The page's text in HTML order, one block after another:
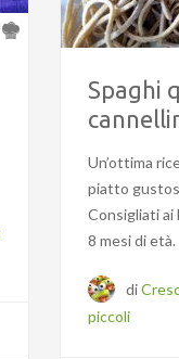
Spaghi
Un’ottima
piatto
Consigliati ai
8 mesi di età.
di
piccoli